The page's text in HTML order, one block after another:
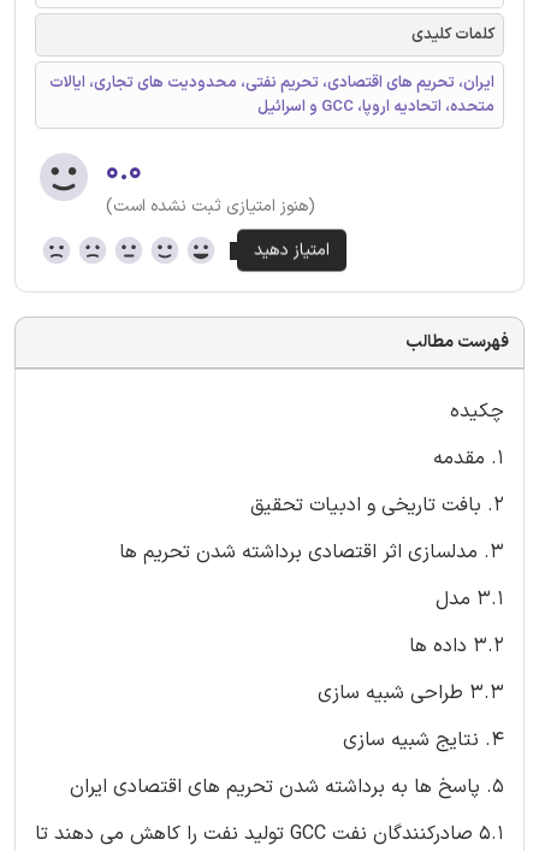
کلمات کلیدی
ایران، تحریم های اقتصادی، تحریم نفتی، محدودیت های تجاری، ایالات
متحده، اتحادیه اروپا، GCC و اسرائیل
۰.۰
(هنوز امتیازی ثبت نشده است)
فهرست مطالب
چکیده
1. مقدمه
2. بافت تاریخی و ادبیات تحقیق
3. مدلسازی اثر اقتصادی برداشته شدن تحریم ها
3.1 مدل
3.2 داده ها
3.3 طراحی شبیه سازی
4. نتایج شبیه سازی
5. پاسخ ها به برداشته شدن تحریم های اقتصادی ایران
5.1 صادرکنندگان نفت GCC تولید نفت را کاهش می دهند تا